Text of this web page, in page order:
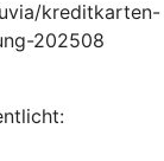
kreditkarten-
202508